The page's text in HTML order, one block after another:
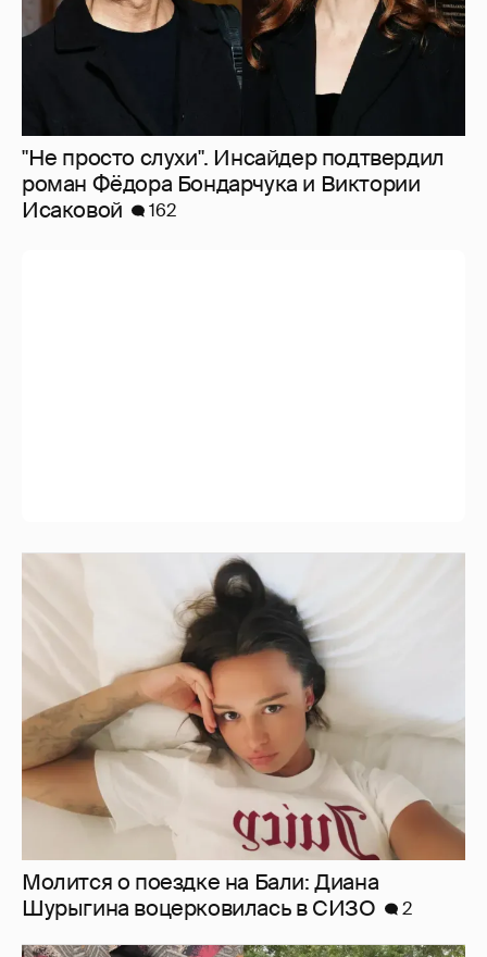
"Не просто слухи". Инсайдер подтвердил
роман Фёдора Бондарчука и Виктории
Исаковой
162
Молится о поездке на Бали: Диана
Шурыгина воцерковилась в СИЗО